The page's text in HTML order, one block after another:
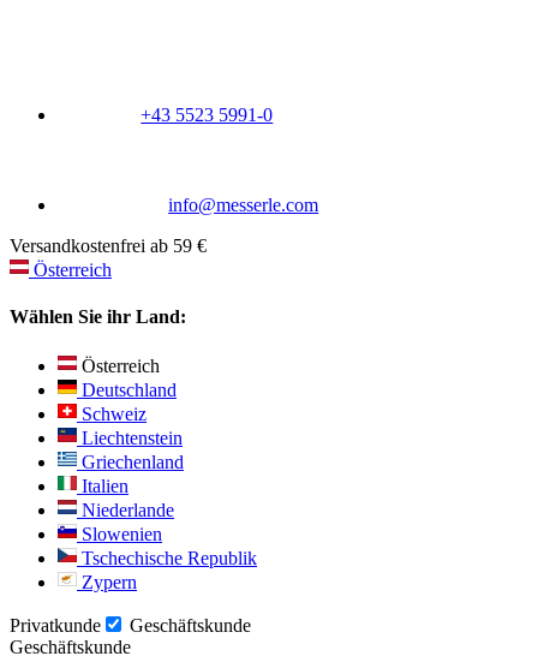
+43 5523 5991-0
info@messerle.com
Versandkostenfrei ab 59 €
Österreich
Wählen Sie ihr Land:
Österreich
Deutschland
Schweiz
Liechtenstein
Griechenland
Italien
Niederlande
Slowenien
Tschechische Republik
Zypern
Privatkunde
Geschäftskunde
Geschäftskunde